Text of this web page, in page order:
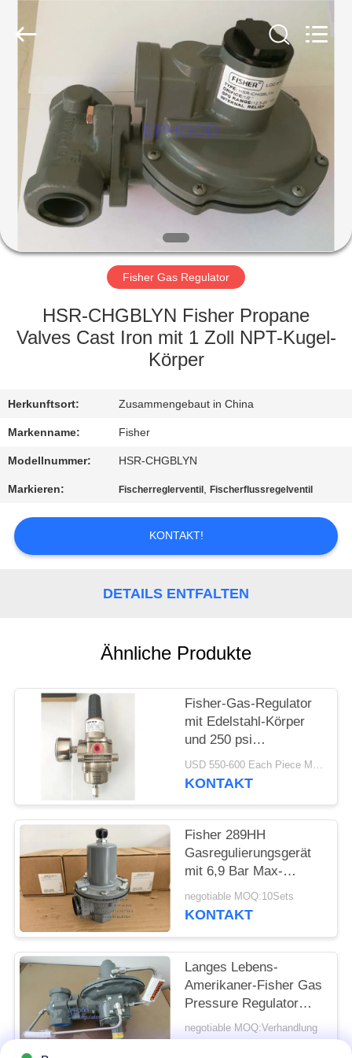
ZU
HAUSE
PRODUKTE
ÜBER
UNS
WERKSBESICHTIGUNG
QUALITÄTSKONTROLLE
MIT
UNS
NEUIGKEITEN
BITTE UM
EIN
ANGEBOT
DATENSCHUTZERKLÄRUNG
Automation
Equipment
Reserved.
Fisher Gas Regulator
HSR-CHGBLYN Fisher Propane
Valves Cast Iron mit 1 Zoll NPT-Kugel-
Körper
Herkunftsort: Zusammengebaut in China
Markenname: Fisher
Modellnummer: HSR-CHGBLYN
Markieren: Fischerreglerventil ,Fischerflussregelventil
KONTAKT!
DETAILS ENTFALTEN
Ähnliche Produkte
Fisher-Gas-Regulator
mit Edelstahl-Körper
und 250 psi
Einlassdruck für
Offshore-Anwendungen
USD 550-600 Each Piece MOQ:10sets
KONTAKT
Fisher 289HH
Gasregulierungsgerät
mit 6,9 Bar Max-
Eingangsdruck 45-75
psi Federbereich und
negotiable MOQ:10Sets
KONTAKT
Langes Lebens-
Amerikaner-Fisher Gas
Pressure Regulator
For-Feuer-u. -gas-
Systeme 299H
negotiable MOQ:Verhandlung